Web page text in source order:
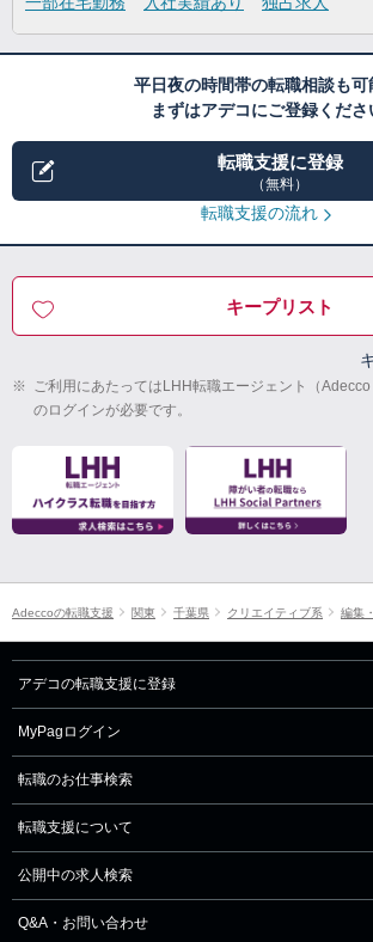
平日夜の時間帯の転職相談も可
まずはアデコにご登録くださ
転職支援に登録
（無料）
転職支援の流れ
キープリスト
※ ご利用にあたってはLHH転職エージェント（
のログインが必要です。
Adeccoの転職支援 関東 千葉県 クリエイティブ系 編集
アデコの転職支援に登録
MyPagログイン
転職のお仕事検索
転職支援について
公開中の求人検索
Q&A・お問い合わせ